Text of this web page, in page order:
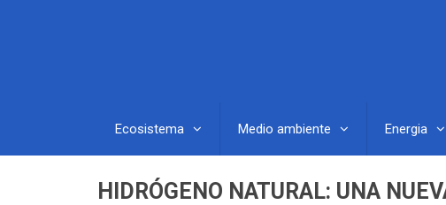
Ecosistema Medio ambiente Energia
HIDRÓGENO NATURAL: UNA